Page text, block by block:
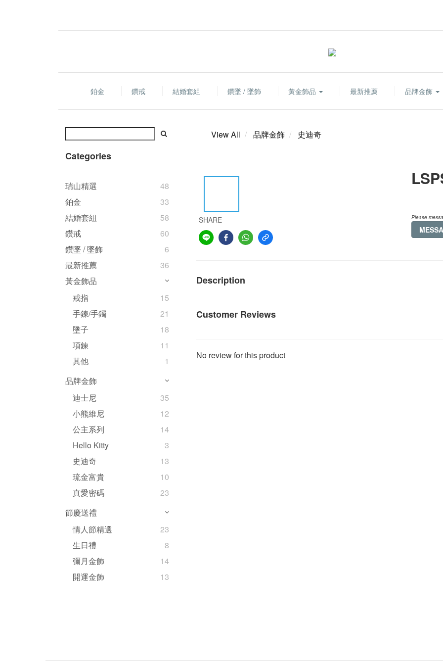
鉑金 鑽戒 結婚套組 鑽墜 / 墜飾 黃金飾品 最新推薦 品牌金飾
Categories
瑞山精選
48
鉑金
33
結婚套組
58
鑽戒
60
鑽墜 / 墜飾
6
最新推薦
36
黃金飾品
戒指
15
手鍊/手鐲
21
墬子
18
項鍊
11
其他
1
品牌金飾
迪士尼
35
小熊維尼
12
公主系列
14
Hello Kitty
3
史迪奇
13
琉金富貴
10
真愛密碼
23
節慶送禮
情人節精選
23
生日禮
8
彌月金飾
14
開運金飾
13
View All 品牌金飾 史迪奇
SHARE Please
Description
Customer Reviews
No review for this product